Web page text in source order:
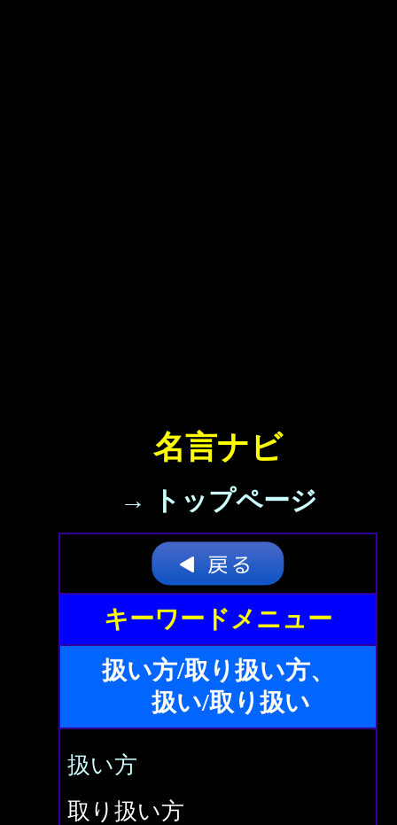
名言ナビ
→ トップページ
キーワードメニュー
扱い方/取り扱い方、
扱い/取り扱い
扱い方
取り扱い方